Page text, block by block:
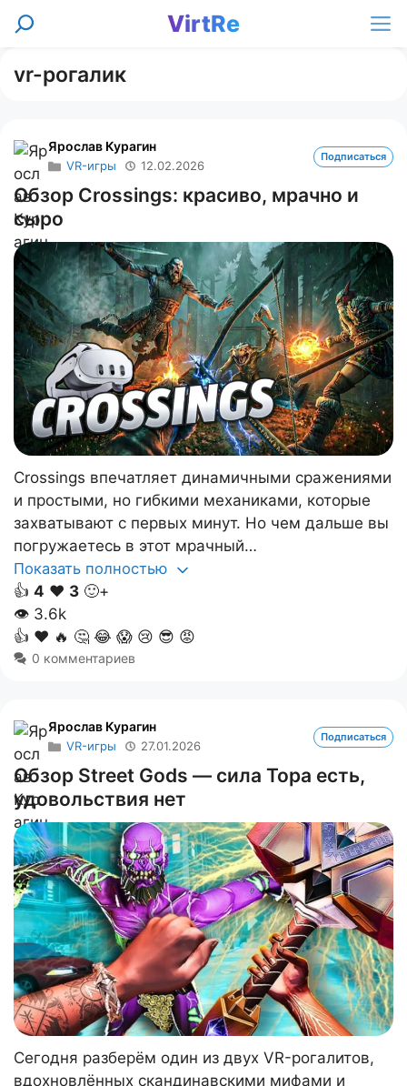
Перейти
VirtRe
Поиск
vr-рогалик
Ярослав Курагин
VR-игры 12.02.2026
Подписаться
Обзор Crossings: красиво, мрачно и
сыро
Crossings впечатляет динамичными сражениями
и простыми, но гибкими механиками, которые
захватывают с первых минут. Но чем дальше вы
погружаетесь в этот мрачный…
Показать полностью
👍 4 ❤️ 3 🙂+
👁 3.6k
👍 ❤️ 🔥 🤔 😂 😱 😢 😎 😡
0 комментариев
Ярослав Курагин
VR-игры 27.01.2026
Подписаться
Обзор Street Gods — сила Тора есть,
удовольствия нет
Сегодня разберём один из двух VR-рогалитов,
вдохновлённых скандинавскими мифами и